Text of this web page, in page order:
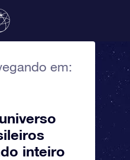
em:
inteiro